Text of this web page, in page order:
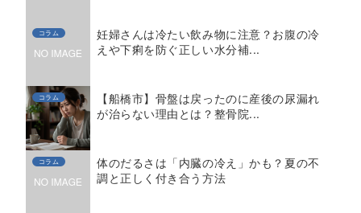
コラム
妊婦さんは冷たい飲み物に注意？お腹の冷
えや下痢を防ぐ正しい水分補...
コラム
【船橋市】骨盤は戻ったのに産後の尿漏れ
が治らない理由とは？整骨院...
コラム
体のだるさは「内臓の冷え」かも？夏の不
調と正しく付き合う方法